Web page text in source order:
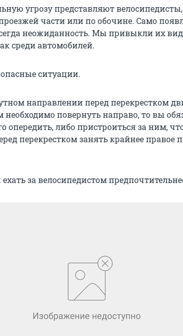
угрозу представляют
части или по обочине. Само
неожиданность. Мы привыкли их
среди автомобилей.
ситуации.
направлении перед перекрестком
необходимо повернуть направо, то вы
опередить, либо пристроиться за ним,
перекрестком занять крайнее правое
за велосипедистом